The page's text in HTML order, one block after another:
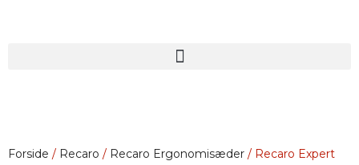
Forside / Recaro / Recaro Ergonomisæder / Recaro Expert